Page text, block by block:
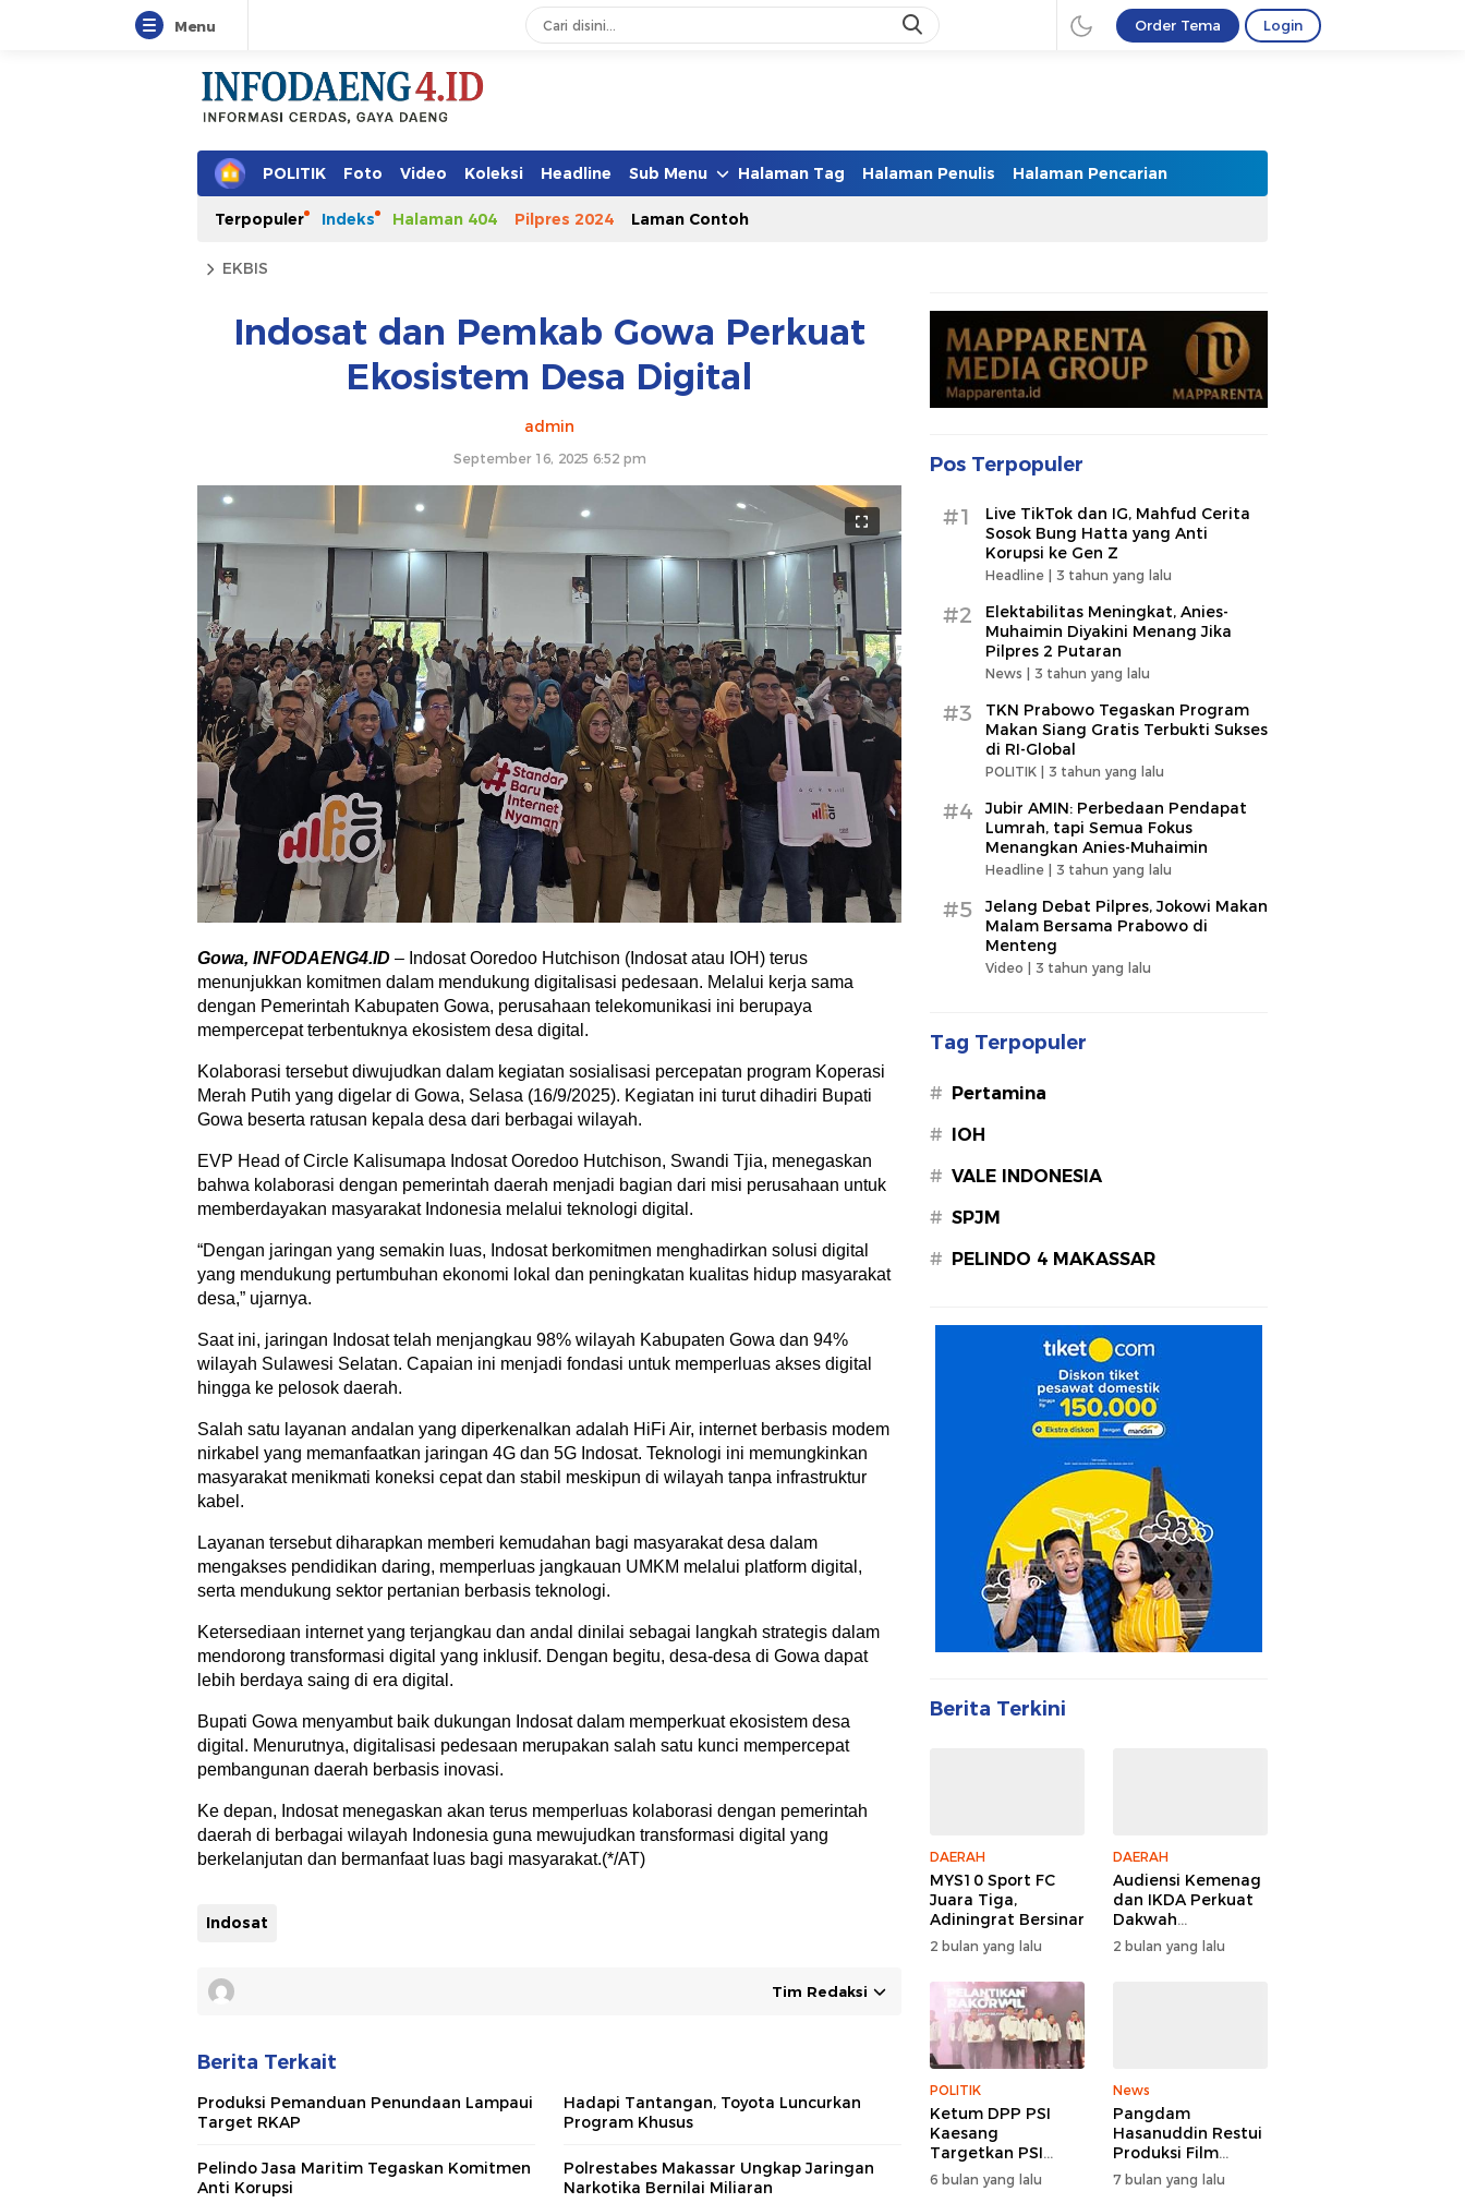
Menu Order Tema Login
POLITIK Foto Video Koleksi Headline Sub Menu Halaman Tag Halaman Penulis Halaman Pencarian
Terpopuler Indeks Halaman 404 Pilpres 2024 Laman Contoh
EKBIS
Indosat dan Pemkab Gowa Perkuat
Ekosistem Desa Digital
admin
September 16, 2025 6:52 pm
Gowa, INFODAENG4.ID – Indosat Ooredoo Hutchison (Indosat atau IOH) terus
menunjukkan komitmen dalam mendukung digitalisasi pedesaan. Melalui kerja sama
dengan Pemerintah Kabupaten Gowa, perusahaan telekomunikasi ini berupaya
mempercepat terbentuknya ekosistem desa digital.
Kolaborasi tersebut diwujudkan dalam kegiatan sosialisasi percepatan program Koperasi
Merah Putih yang digelar di Gowa, Selasa (16/9/2025). Kegiatan ini turut dihadiri Bupati
Gowa beserta ratusan kepala desa dari berbagai wilayah.
EVP Head of Circle Kalisumapa Indosat Ooredoo Hutchison, Swandi Tjia, menegaskan
bahwa kolaborasi dengan pemerintah daerah menjadi bagian dari misi perusahaan untuk
memberdayakan masyarakat Indonesia melalui teknologi digital.
“Dengan jaringan yang semakin luas, Indosat berkomitmen menghadirkan solusi digital
yang mendukung pertumbuhan ekonomi lokal dan peningkatan kualitas hidup masyarakat
desa,” ujarnya.
Saat ini, jaringan Indosat telah menjangkau 98% wilayah Kabupaten Gowa dan 94%
wilayah Sulawesi Selatan. Capaian ini menjadi fondasi untuk memperluas akses digital
hingga ke pelosok daerah.
Salah satu layanan andalan yang diperkenalkan adalah HiFi Air, internet berbasis modem
nirkabel yang memanfaatkan jaringan 4G dan 5G Indosat. Teknologi ini memungkinkan
masyarakat menikmati koneksi cepat dan stabil meskipun di wilayah tanpa infrastruktur
kabel.
Layanan tersebut diharapkan memberi kemudahan bagi masyarakat desa dalam
mengakses pendidikan daring, memperluas jangkauan UMKM melalui platform digital,
serta mendukung sektor pertanian berbasis teknologi.
Ketersediaan internet yang terjangkau dan andal dinilai sebagai langkah strategis dalam
mendorong transformasi digital yang inklusif. Dengan begitu, desa-desa di Gowa dapat
lebih berdaya saing di era digital.
Bupati Gowa menyambut baik dukungan Indosat dalam memperkuat ekosistem desa
digital. Menurutnya, digitalisasi pedesaan merupakan salah satu kunci mempercepat
pembangunan daerah berbasis inovasi.
Ke depan, Indosat menegaskan akan terus memperluas kolaborasi dengan pemerintah
daerah di berbagai wilayah Indonesia guna mewujudkan transformasi digital yang
berkelanjutan dan bermanfaat luas bagi masyarakat.(*/AT)
Indosat
Tim Redaksi
Berita Terkait
Produksi Pemanduan Penundaan Lampaui
Target RKAP
Hadapi Tantangan, Toyota Luncurkan
Program Khusus
Pelindo Jasa Maritim Tegaskan Komitmen
Anti Korupsi
Polrestabes Makassar Ungkap Jaringan
Narkotika Bernilai Miliaran
Pos Terpopuler
#1
Live TikTok dan IG, Mahfud Cerita
Sosok Bung Hatta yang Anti
Korupsi ke Gen Z
Headline | 3 tahun yang lalu
#2
Elektabilitas Meningkat, Anies-
Muhaimin Diyakini Menang Jika
Pilpres 2 Putaran
News | 3 tahun yang lalu
#3
TKN Prabowo Tegaskan Program
Makan Siang Gratis Terbukti Sukses
di RI-Global
POLITIK | 3 tahun yang lalu
#4
Jubir AMIN: Perbedaan Pendapat
Lumrah, tapi Semua Fokus
Menangkan Anies-Muhaimin
Headline | 3 tahun yang lalu
#5
Jelang Debat Pilpres, Jokowi Makan
Malam Bersama Prabowo di
Menteng
Video | 3 tahun yang lalu
Tag Terpopuler
# Pertamina
# IOH
# VALE INDONESIA
# SPJM
# PELINDO 4 MAKASSAR
Berita Terkini
DAERAH
MYS10 Sport FC
Juara Tiga,
Adiningrat Bersinar
2 bulan yang lalu
DAERAH
Audiensi Kemenag
dan IKDA Perkuat
Dakwah
Lingkungan
2 bulan yang lalu
POLITIK
Ketum DPP PSI
Kaesang
Targetkan PSI
Menang di Sulsel
Pemilu 2029
6 bulan yang lalu
News
Pangdam
Hasanuddin Restui
Produksi Film
TUNGKE Tahun
7 bulan yang lalu